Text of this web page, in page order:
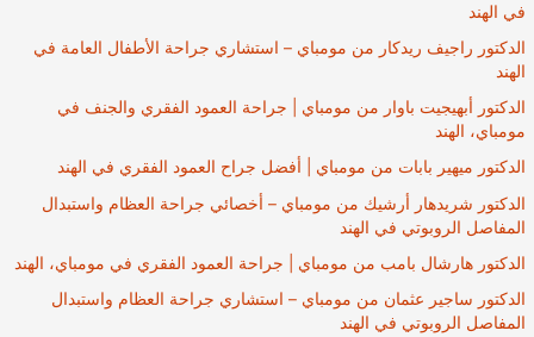
في الهند
الدكتور راجيف ريدكار من مومباي – استشاري جراحة الأطفال العامة في
الهند
الدكتور أبهيجيت باوار من مومباي | جراحة العمود الفقري والجنف في
مومباي، الهند
الدكتور ميهير بابات من مومباي | أفضل جراح العمود الفقري في الهند
الدكتور شريدهار أرشيك من مومباي – أخصائي جراحة العظام واستبدال
المفاصل الروبوتي في الهند
الدكتور هارشال بامب من مومباي | جراحة العمود الفقري في مومباي، الهند
الدكتور ساجير عثمان من مومباي – استشاري جراحة العظام واستبدال
المفاصل الروبوتي في الهند